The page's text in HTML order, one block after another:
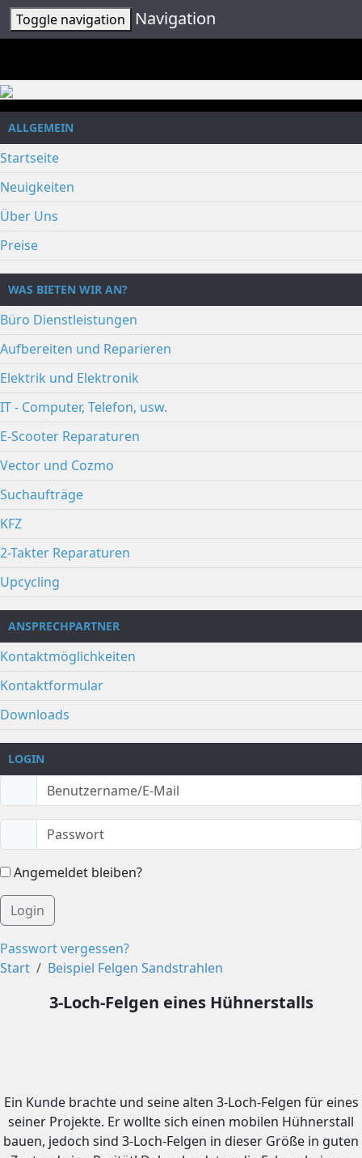
Toggle navigation Navigation
ALLGEMEIN
Startseite
Neuigkeiten
Über Uns
Preise
WAS BIETEN WIR AN?
Büro Dienstleistungen
Aufbereiten und Reparieren
Elektrik und Elektronik
IT - Computer, Telefon, usw.
E-Scooter Reparaturen
Vector und Cozmo
Suchaufträge
KFZ
2-Takter Reparaturen
Upcycling
ANSPRECHPARTNER
Kontaktmöglichkeiten
Kontaktformular
Downloads
LOGIN
Angemeldet bleiben?
Login
Passwort vergessen?
Start
Beispiel Felgen Sandstrahlen
3-Loch-Felgen eines Hühnerstalls
Ein Kunde brachte und seine alten 3-Loch-Felgen für eines
seiner Projekte. Er wollte sich einen mobilen Hühnerstall
bauen, jedoch sind 3-Loch-Felgen in dieser Größe in guten